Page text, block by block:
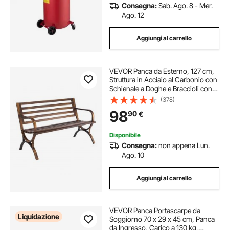
Consegna:Sab. Ago. 8 - Mer.
Ago. 12
Aggiungi al carrello
VEVOR Panca da Esterno, 127 cm,
Struttura in Acciaio al Carbonio con
Schienale a Doghe e Braccioli con
Bordo Arrotondato, Panca da
Esterno Resistente alle Intemperie
per Patio, Giardino, Parco
(378)
9890€
Disponibile
Consegna:non appena Lun.
Ago. 10
Aggiungi al carrello
Liquidazione
VEVOR Panca Portascarpe da
Soggiorno 70 x 29 x 45 cm, Panca
da Ingresso, Carico a 130 kg,